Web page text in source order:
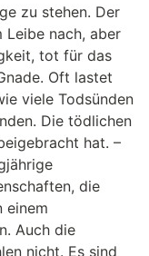
zu stehen. Der
nach, aber
tot für das
Oft lastet
viele Todsünden
Die tödlichen
hat. –
die
einem
Auch die
nicht. Es sind